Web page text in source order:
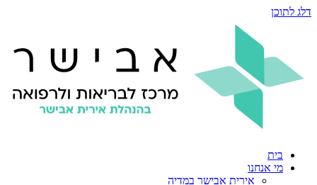
דלג לתוכן
בית
מי אנחנו
אירית אבישר במדיה